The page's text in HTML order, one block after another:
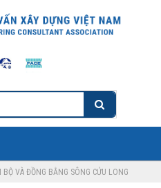
BỘ VÀ ĐỒNG BẰNG SÔNG CỬU LONG